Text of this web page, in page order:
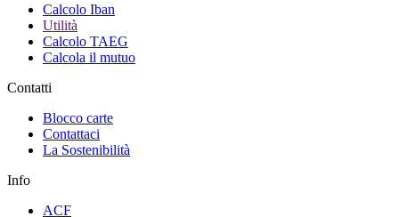
Calcolo Iban
Utilità
Calcolo TAEG
Calcola il mutuo
Contatti
Blocco carte
Contattaci
La Sostenibilità
Info
ACF